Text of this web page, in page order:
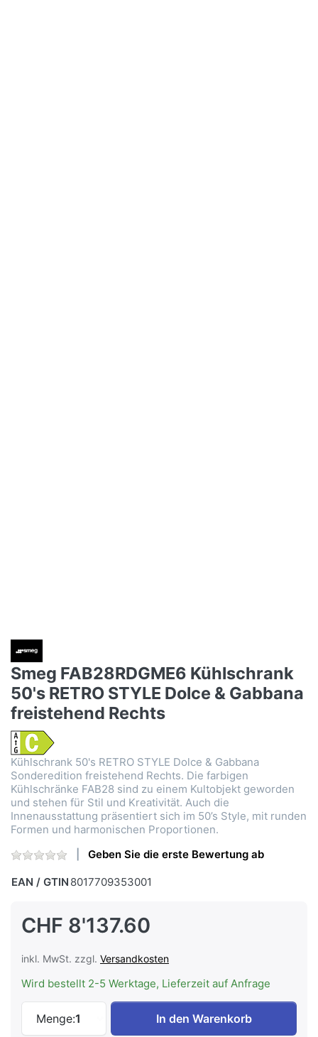
Smeg FAB28RDGME6 Kühlschrank
50's RETRO STYLE Dolce & Gabbana
freistehend Rechts
Kühlschrank 50's RETRO STYLE Dolce & Gabbana
Sonderedition freistehend Rechts. Die farbigen
Kühlschränke FAB28 sind zu einem Kultobjekt geworden
und stehen für Stil und Kreativität. Auch die
Innenausstattung präsentiert sich im 50’s Style, mit runden
Formen und harmonischen Proportionen.
Geben Sie die erste Bewertung ab
EAN / GTIN 8017709353001
CHF 8'137.60
inkl. MwSt. zzgl. Versandkosten
Wird bestellt 2-5 Werktage, Lieferzeit auf Anfrage
Menge:1
Smeg FAB28RDGME6 Kühlschrank 50's
In den Warenkorb